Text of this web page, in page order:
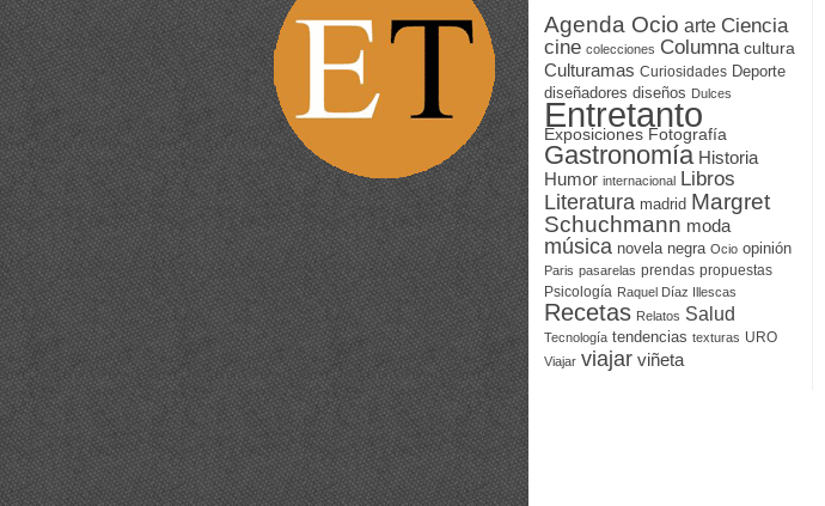
Agenda Ocio arte Ciencia
cine colecciones Columna cultura
Culturamas Curiosidades Deporte
diseñadores diseños Dulces
Entretanto
Exposiciones Fotografía
Gastronomía Historia
Humor internacional Libros
Literatura madrid Margret
Schuchmann moda
música novela negra Ocio opinión
Paris pasarelas prendas propuestas
Psicología Raquel Díaz Illescas
Recetas Relatos Salud
Tecnología tendencias texturas URO
Viajar viajar viñeta